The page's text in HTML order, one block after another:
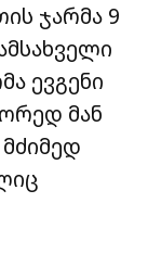
ჯარმა 9
ევგენი
მან